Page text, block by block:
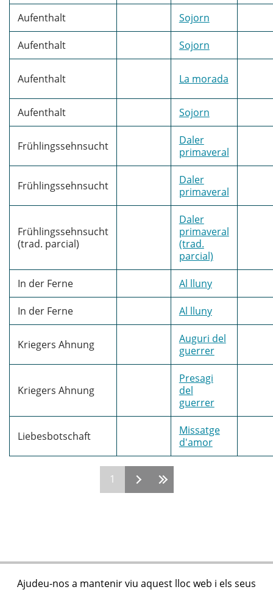
Aufenthalt Sojorn
Aufenthalt Sojorn
Aufenthalt La morada
Aufenthalt Sojorn
Frühlingssehnsucht
Daler
primaveral
Frühlingssehnsucht
Daler
primaveral
Frühlingssehnsucht
(trad. parcial)
Daler
primaveral
(trad.
parcial)
In der Ferne Al lluny
In der Ferne Al lluny
Kriegers Ahnung
Auguri del
guerrer
Kriegers Ahnung
Presagi
del
guerrer
Liebesbotschaft
Missatge
d'amor
1
Ajudeu-nos a mantenir viu aquest lloc web i els seus